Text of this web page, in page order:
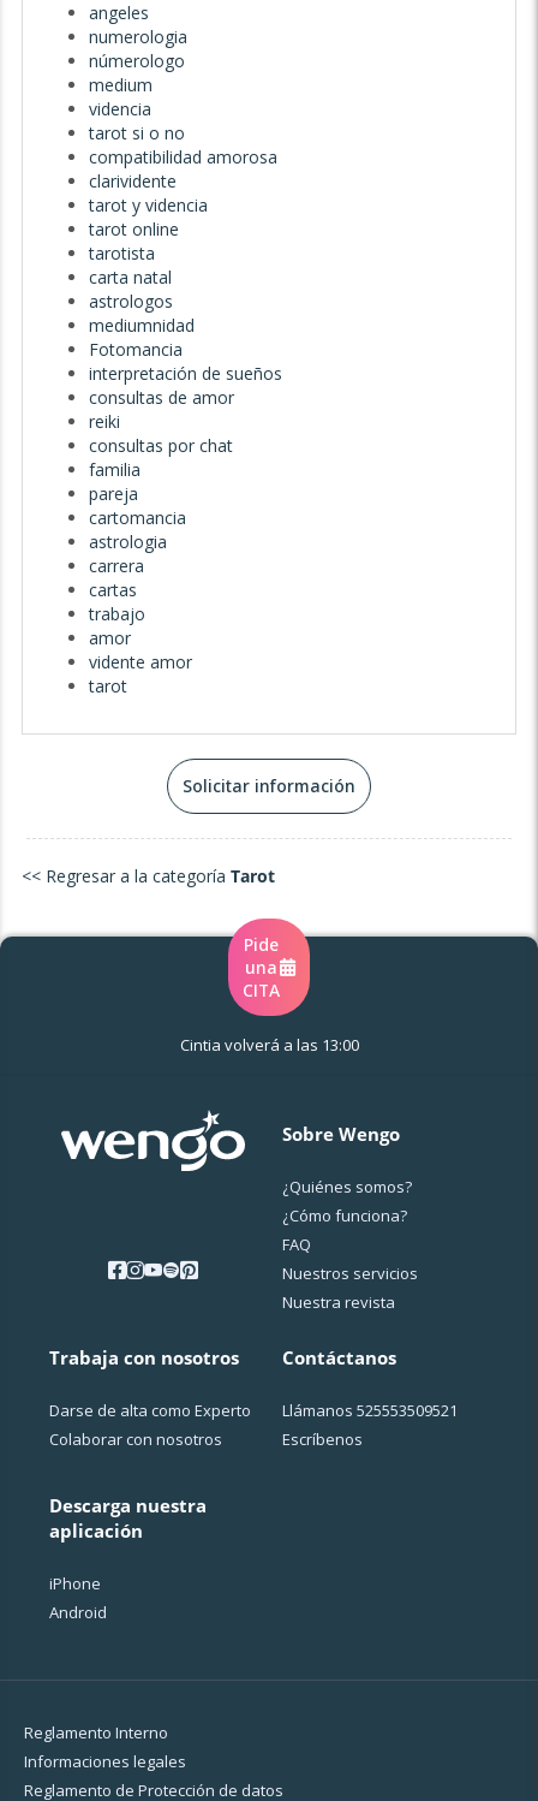
angeles
numerologia
númerologo
medium
videncia
tarot si o no
compatibilidad amorosa
clarividente
tarot y videncia
tarot online
tarotista
carta natal
astrologos
mediumnidad
Fotomancia
interpretación de sueños
consultas de amor
reiki
consultas por chat
familia
pareja
cartomancia
astrologia
carrera
cartas
trabajo
amor
vidente amor
tarot
Solicitar información
<< Regresar a la categoría Tarot
Pide
una
CITA
Cintia volverá a las 13:00
Sobre Wengo
¿Quiénes somos?
¿Cо́mo funciona?
FAQ
Nuestros servicios
Nuestra revista
Trabaja con nosotros
Darse de alta como Experto
Colaborar con nosotros
Descarga nuestra
aplicación
iPhone
Android
Contáctanos
Llámanos 525553509521
Escríbenos
Reglamento Interno
Informaciones legales
Reglamento de Protección de datos